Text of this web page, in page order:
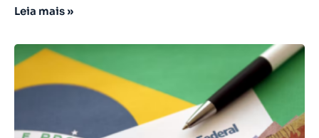
Leia mais »